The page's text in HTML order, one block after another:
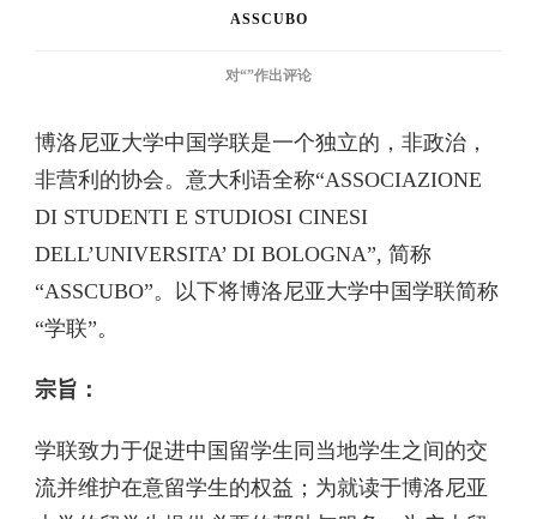
ASSCUBO
对“博
亚
大
中
国
联
”作出评论
博洛尼亚大学中国学联是一个独立的，非政治，
非营利的协会。意大利语全称“ASSOCIAZIONE
DI STUDENTI E STUDIOSI CINESI
DELL’UNIVERSITA’ DI BOLOGNA”, 简称
“ASSCUBO”。以下将博洛尼亚大学中国学联简称
“学联”。
宗旨：
学联致力于促进中国留学生同当地学生之间的交
流并维护在意留学生的权益；为就读于博洛尼亚